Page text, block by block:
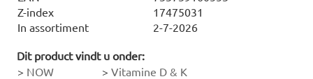
Z-index
17475031
In assortiment
2-7-2026
Dit product vindt u onder:
> NOW > Vitamine D & K